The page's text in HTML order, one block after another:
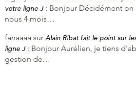
votre ligne J : Bonjour Décidément on
nous 4 mois…
fanaaaa sur Alain Ribat fait le point sur
ligne J : Bonjour Aurélien, je tiens
gestion de…